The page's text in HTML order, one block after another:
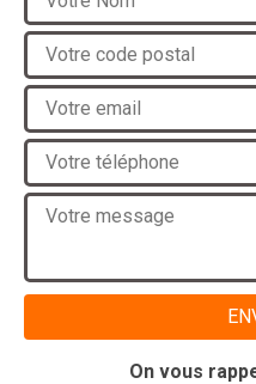
On vous